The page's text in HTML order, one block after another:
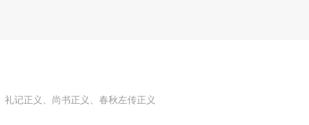
记正义、尚书正义、春秋左传正义